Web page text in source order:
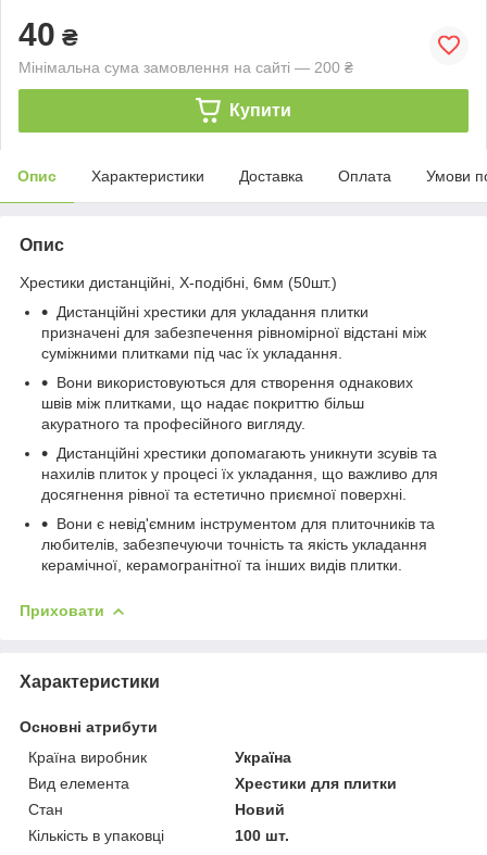
40 ₴
Мінімальна сума замовлення на сайті — 200 ₴
Купити
Опис Характеристики Доставка Оплата Умови
Опис
Хрестики дистанційні, Х-подібні, 6мм (50шт.)
Дистанційні хрестики для укладання плитки
призначені для забезпечення рівномірної відстані між
суміжними плитками під час їх укладання.
Вони використовуються для створення однакових
швів між плитками, що надає покриттю більш
акуратного та професійного вигляду.
Дистанційні хрестики допомагають уникнути зсувів та
нахилів плиток у процесі їх укладання, що важливо для
досягнення рівної та естетично приємної поверхні.
Вони є невід'ємним інструментом для плиточників та
любителів, забезпечуючи точність та якість укладання
керамічної, керамогранітної та інших видів плитки.
Приховати
Характеристики
Основні атрибути
Країна виробник
Україна
Вид елемента
Хрестики для плитки
Стан
Новий
Кількість в упаковці
100 шт.